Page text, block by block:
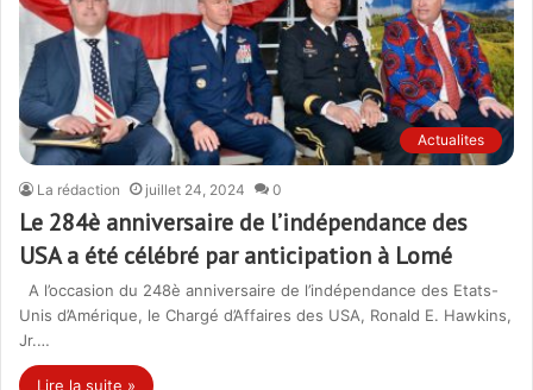
Actualites
La rédaction juillet 24, 2024 0
Le 284è anniversaire de l’indépendance des
USA a été célébré par anticipation à Lomé
A l’occasion du 248è anniversaire de l’indépendance des Etats-
Unis d’Amérique, le Chargé d’Affaires des USA, Ronald E. Hawkins,
Jr.…
Lire la suite »